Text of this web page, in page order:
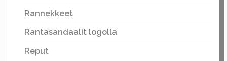
Rannekkeet
Rantasandaalit logolla
Reput